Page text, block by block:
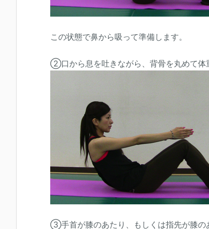
この状態で鼻から吸って準備します。
②口から息を吐きながら、背骨を丸めて体
③手首が膝のあたり、もしくは指先が膝の